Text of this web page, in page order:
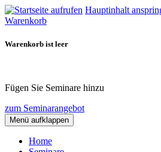
Hauptinhalt
Warenkorb
Warenkorb ist leer
Fügen Sie Seminare hinzu
zum Seminarangebot
Menü aufklappen
Home